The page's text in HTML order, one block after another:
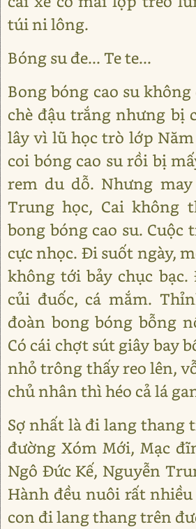
túi ni lông.
Bóng su đe... Te te...
Bong bóng cao su
chè đậu trắng nhưng bị
lây vì lũ học trò lớp
coi bóng cao su rồi bị
rem du dỗ. Nhưng
Trung học, Cai không
bong bóng cao su. Cuộc
cực nhọc. Đi suốt ngày,
không tới bảy chục
củi đuốc, cá mắm.
đoàn bong bóng bỗng
Có cái chợt sút giây bay
nhỏ trông thấy reo lên,
chủ nhân thì héo cả lá
Sợ nhất là đi lang thang
đường Xóm Mới, Mạc
Ngô Đức Kế, Nguyễn
Hành đều nuôi rất
con đi lang thang trên